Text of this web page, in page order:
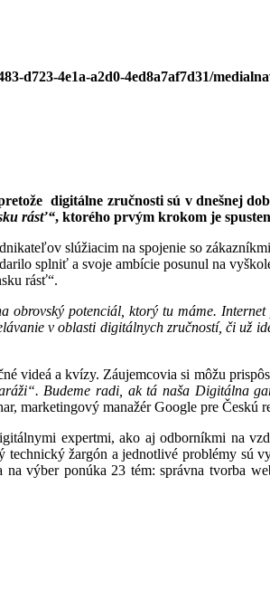
d723-4e1a-a2d0-4ed8a7af7d31/
digitálne zručnosti sú v dnešnej
rásť“, ktorého prvým krokom je
slúžiacim na spojenie so
splniť a svoje ambície posunul na
rásť“.
obrovský potenciál, ktorý tu máme.
v oblasti digitálnych zručností, či už
videá a kvízy. Záujemcovia si môžu
Budeme radi, ak tá naša Digitálna
marketingový manažér Google pre Českú
expertmi, ako aj odborníkmi na
žargón a jednotlivé problémy sú
výber ponúka 23 tém: správna tvorba